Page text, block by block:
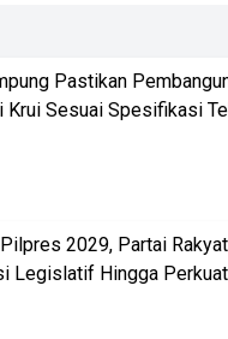
Pastikan
Krui Sesuai Spesifikasi
2029, Partai Rakyat
Legislatif Hingga